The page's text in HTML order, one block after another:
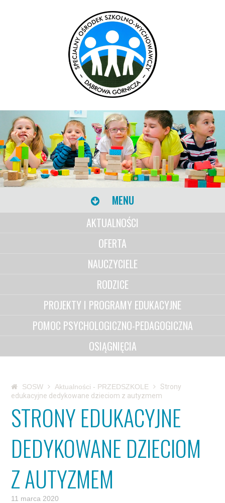
MENU
AKTUALNOŚCI
OFERTA
NAUCZYCIELE
RODZICE
PROJEKTY I PROGRAMY EDUKACYJNE
POMOC PSYCHOLOGICZNO-PEDAGOGICZNA
OSIĄGNIĘCIA
SOSW Aktualności - PRZEDSZKOLE
Strony
edukacyjne dedykowane dzieciom z autyzmem
STRONY EDUKACYJNE
DEDYKOWANE DZIECIOM
Z AUTYZMEM
11 marca 2020